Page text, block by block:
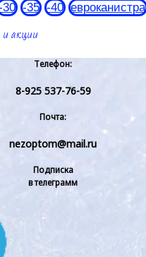
30 -35 -40 евроканистра
и акции
Телефон:
8-925 537-76-59
Почта:
nezoptom@mail.ru
Подписка
в телеграмм